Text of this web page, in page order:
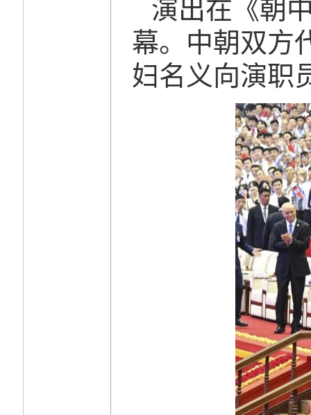
演出在《朝
幕。中朝双方
妇名义向演职